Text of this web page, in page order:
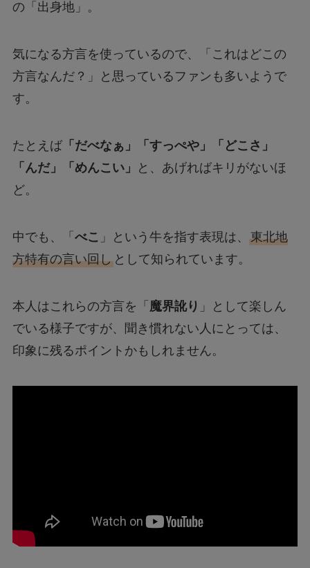
の「出身地」。
気になる方言を使っているので、「これはどこの
方言なんだ？」と思っているファンも多いようで
す。
たとえば「だべなぁ」「すっぺや」「どこさ」
「んだ」「めんこい」
と、あげればキリがないほ
ど。
中でも、「 べこ 」という牛を指す表現は、 東北地
方特有の言い回しとして知られています。
本人はこれらの方言を「 魔界訛り 」として楽しん
でいる様子ですが、聞き慣れない人にとっては、
印象に残るポイントかもしれません。